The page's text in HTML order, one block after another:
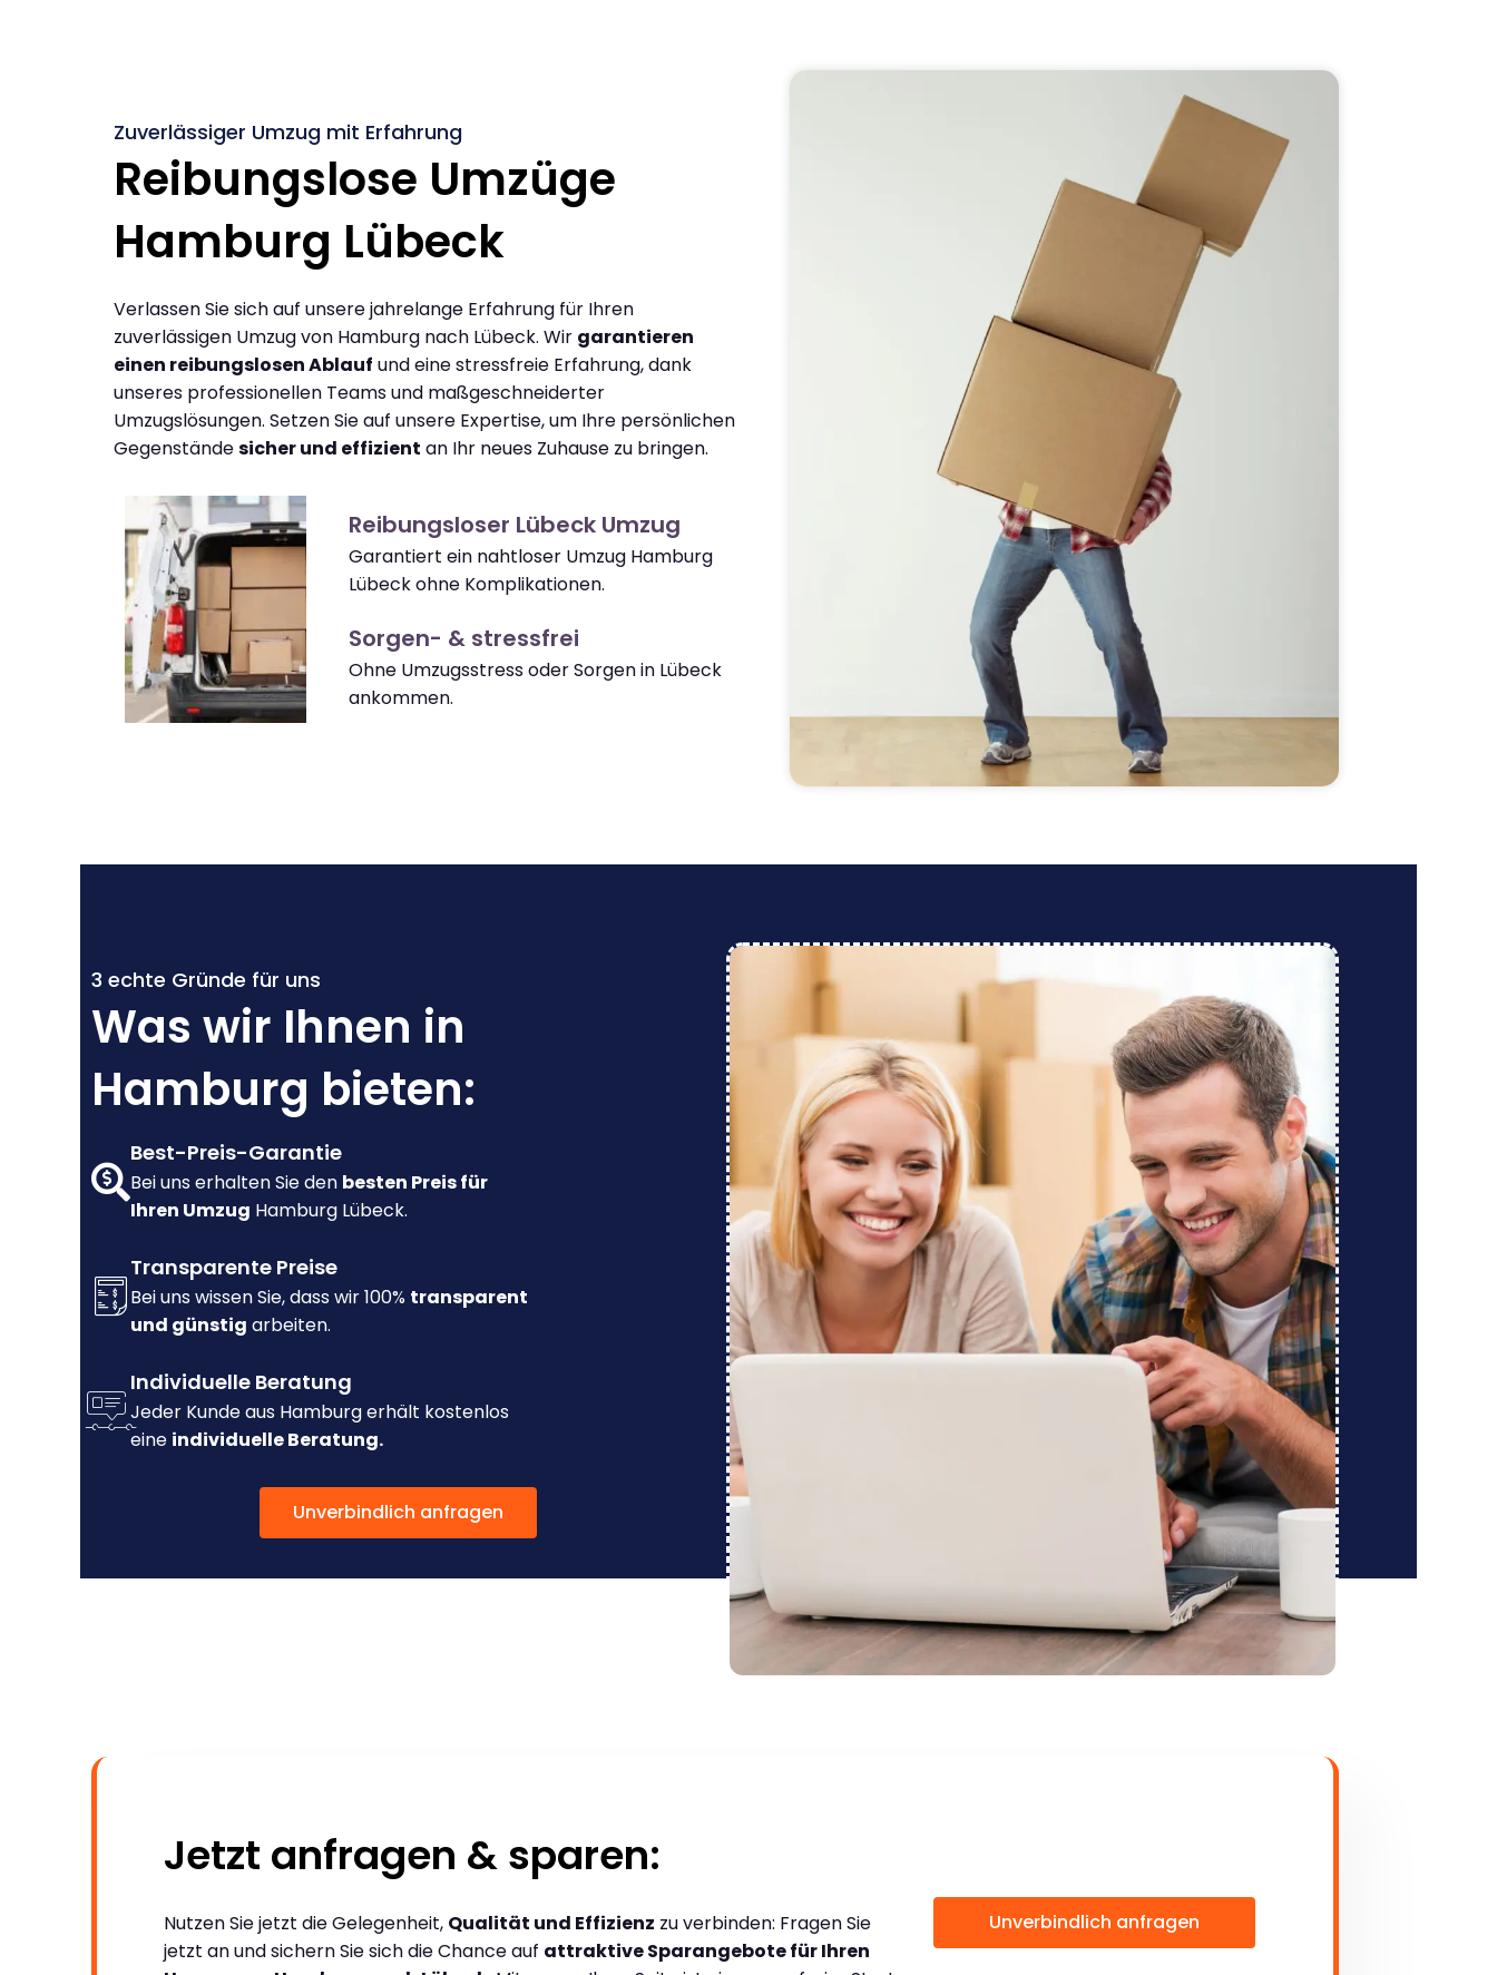
Zuverlässiger Umzug mit Erfahrung
Reibungslose Umzüge
Hamburg Lübeck
Verlassen Sie sich auf unsere jahrelange Erfahrung für Ihren
zuverlässigen Umzug von Hamburg nach Lübeck. Wir garantieren
einen reibungslosen Ablauf und eine stressfreie Erfahrung, dank
unseres professionellen Teams und maßgeschneiderter
Umzugslösungen. Setzen Sie auf unsere Expertise, um Ihre persönlichen
Gegenständesicher und effizient an Ihr neues Zuhause zu bringen.
Reibungsloser Lübeck Umzug
Garantiert ein nahtloser Umzug Hamburg
Lübeck ohne Komplikationen.
Sorgen- & stressfrei
Ohne Umzugsstress oder Sorgen in Lübeck
ankommen.
3 echte Gründe für uns
Was wir Ihnen in
Hamburg bieten:
Best-Preis-Garantie
Bei uns erhalten Sie den besten Preis für
Ihren Umzug Hamburg Lübeck.
Transparente Preise
Bei uns wissen Sie, dass wir 100% transparent
und günstig arbeiten.
Individuelle Beratung
Jeder Kunde aus Hamburg erhält kostenlos
eine individuelle Beratung.
Unverbindlich anfragen
Jetzt anfragen & sparen:
Nutzen Sie jetzt die Gelegenheit, Qualität und Effizienz zu verbinden: Fragen Sie
jetzt an und sichern Sie sich die Chance auf attraktive Sparangebote für Ihren
Unverbindlich anfragen